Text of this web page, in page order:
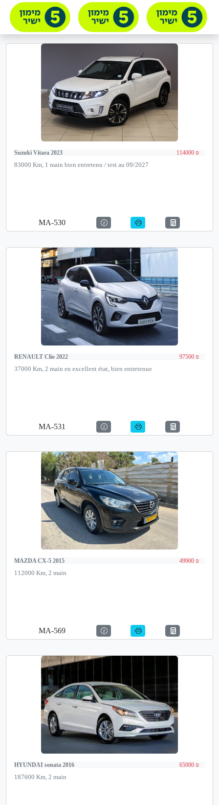
Suzuki Vitara 2023 114000 ₪
83000 Km, 1 main bien entretenu / test au 09/2027
MA-530
RENAULT Clio 2022 97500 ₪
37000 Km, 2 main en excellent état, bien entretenue
MA-531
MAZDA CX-5 2015 49900 ₪
112000 Km, 2 main
MA-569
HYUNDAI sonata 2016 65000 ₪
187600 Km, 2 main